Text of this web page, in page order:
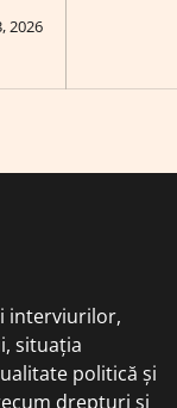
2026
interviurilor,
situația
politică și
drepturi și